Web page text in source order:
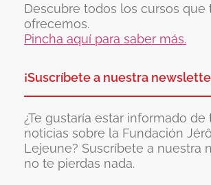
Descubre todos los cursos que
ofrecemos.
Pincha aquí para saber más.
¡Suscríbete a nuestra
¿Te gustaría estar informado de
noticias sobre la Fundación
Lejeune? Suscríbete a nuestra
no te pierdas nada.